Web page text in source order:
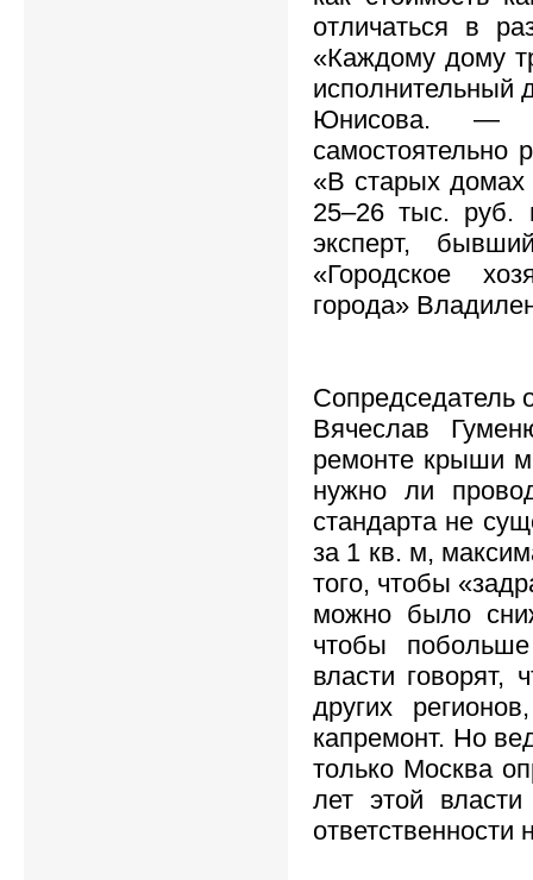
отличаться в
«Каждому дому
Юнисова. —
самостоятельно
«В старых домах
25–26 тыс.
эксперт,
«Городское
города»
Сопредседатель
Вячеслав
ремонте крыши
нужно ли
стандарта не
за 1 кв. м,
того, чтобы
можно было
чтобы
власти говорят,
других
капремонт. Но
только Москва
лет этой